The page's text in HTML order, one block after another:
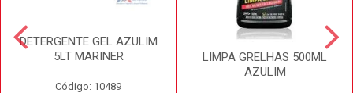
DETERGENTE GEL AZULIM
5LT MARINER
Código: 10489
LIMPA GRELHAS 500ML
AZULIM